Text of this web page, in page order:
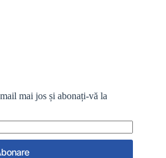
mai jos și abonați-vă la